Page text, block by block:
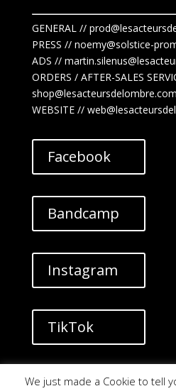
GENERAL //
PRESS // noemy@solstice-
ADS // martin.silenus
ORDERS / AFTER-SALES
shop@lesacteursdelombre.com
WEBSITE //
Facebook
Bandcamp
Instagram
TikTok
YouTube
We just made a Cookie to tell